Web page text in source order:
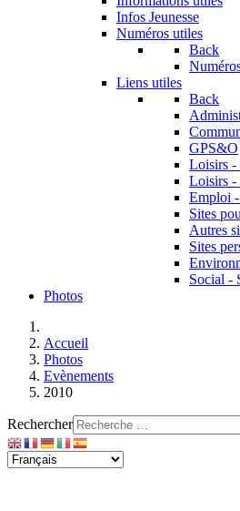
Infos Jeunesse
Numéros utiles
Back
Liens utiles
Back
GPS&O
Loisirs -
Loisirs -
Emploi
Sites
Autres
Sites
Social -
Photos
Accueil
Photos
Evènements
2010
Rechercher